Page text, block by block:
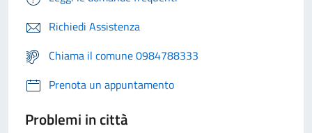
Richiedi Assistenza
Chiama il comune 0984788333
Prenota un appuntamento
Problemi in città